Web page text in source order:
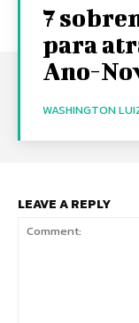
7
para
Ano-
WASHINGTON
LEAVE A REPLY